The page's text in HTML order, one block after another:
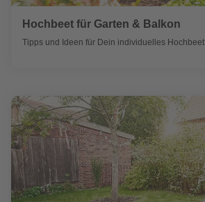
Hochbeet für Garten & Balkon
Tipps und Ideen für Dein individuelles Hochbeet